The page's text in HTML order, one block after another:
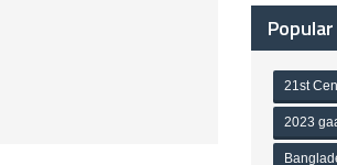
21st
2023